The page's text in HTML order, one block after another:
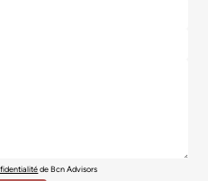
de Bcn Advisors